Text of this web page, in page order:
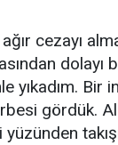
cezayı
dolayı
yıkadım. Bir
gördük.